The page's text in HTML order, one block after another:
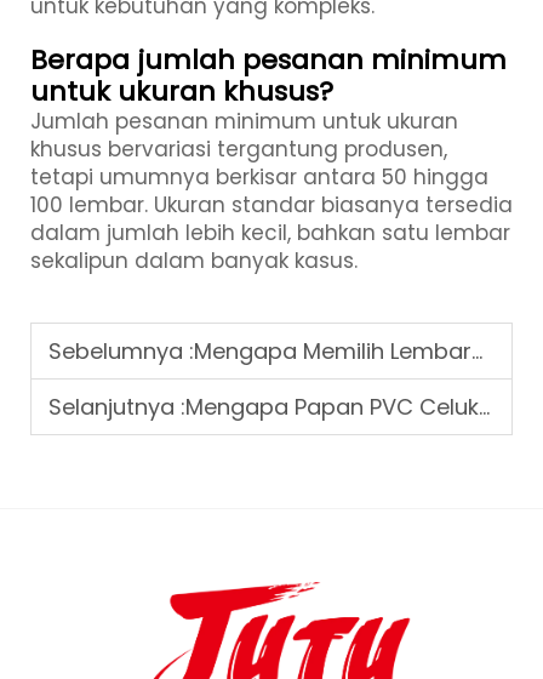
untuk kebutuhan yang kompleks.
Berapa jumlah pesanan minimum
untuk ukuran khusus?
Jumlah pesanan minimum untuk ukuran
khusus bervariasi tergantung produsen,
tetapi umumnya berkisar antara 50 hingga
100 lembar. Ukuran standar biasanya tersedia
dalam jumlah lebih kecil, bahkan satu lembar
sekalipun dalam banyak kasus.
Sebelumnya :Mengapa Memilih Lembaran Akrilik Cermin untuk Dekorasi Interior
Selanjutnya :Mengapa Papan PVC Celuka Dipilih dalam Proyek Kamar Mandi